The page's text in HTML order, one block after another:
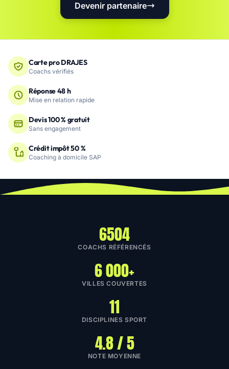
Devenir partenaire
Carte pro DRAJES
Coachs vérifiés
Réponse 48 h
Mise en relation rapide
Devis 100 % gratuit
Sans engagement
Crédit impôt 50 %
Coaching à domicile SAP
6504
COACHS RÉFÉRENCÉS
6 000+
VILLES COUVERTES
11
DISCIPLINES SPORT
4.8 / 5
NOTE MOYENNE